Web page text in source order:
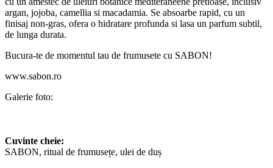
argan, jojoba, camellia si macadamia. Se absoarbe rapid, cu un
finisaj non-gras, ofera o hidratare profunda si lasa un parfum subtil,
de lunga durata.
Bucura-te de momentul tau de frumusete cu SABON!
www.sabon.ro
Galerie foto:
Cuvinte cheie:
SABON, ritual de frumusețe, ulei de duș